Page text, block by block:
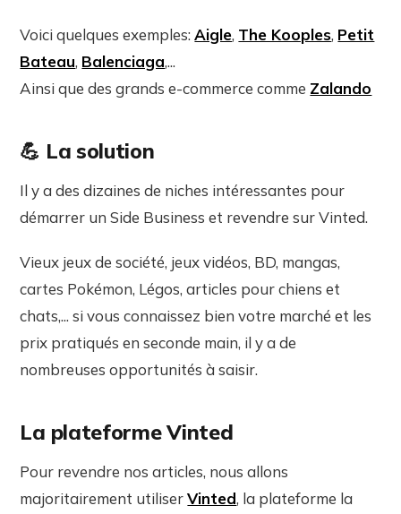
Voici quelques exemples:Aigle, The Kooples, Petit
Bateau, Balenciaga,...
Ainsi que des grands e-commerce comme Zalando
💪 La solution
Il y a des dizaines de niches intéressantes pour
démarrer un Side Business et revendre sur Vinted.
Vieux jeux de société, jeux vidéos, BD, mangas,
cartes Pokémon, Légos, articles pour chiens et
chats,... si vous connaissez bien votre marché et les
prix pratiqués en seconde main, il y a de
nombreuses opportunités à saisir.
La plateforme Vinted
Pour revendre nos articles, nous allons
majoritairement utiliserVinted, la plateforme la